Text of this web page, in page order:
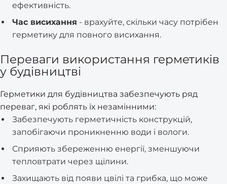
ефективність.
Час висихання - врахуйте, скільки часу потрібен
герметику для повного висихання.
Переваги використання герметиків
у будівництві
Герметики для будівництва забезпечують ряд
переваг, які роблять їх незамінними:
Забезпечують герметичність конструкцій,
запобігаючи проникненню води і вологи.
Сприяють збереженню енергії, зменшуючи
тепловтрати через щілини.
Захищають від появи цвілі та грибка, що може